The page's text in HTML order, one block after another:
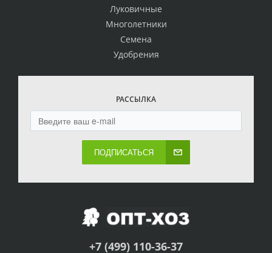
Луковичные
Многолетники
Семена
Удобрения
РАССЫЛКА
ПОДПИСАТЬСЯ
+7 (499) 110-36-37